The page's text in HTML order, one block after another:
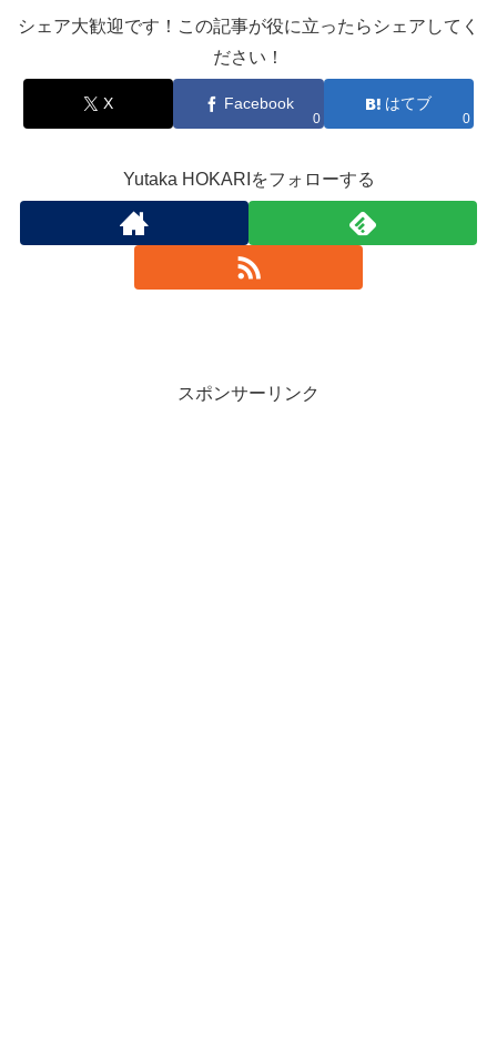
シェア大歓迎です！この記事が役に立ったらシェアしてく
ださい！
X Facebook
0
はてブ
0
Yutaka HOKARIをフォローする
スポンサーリンク